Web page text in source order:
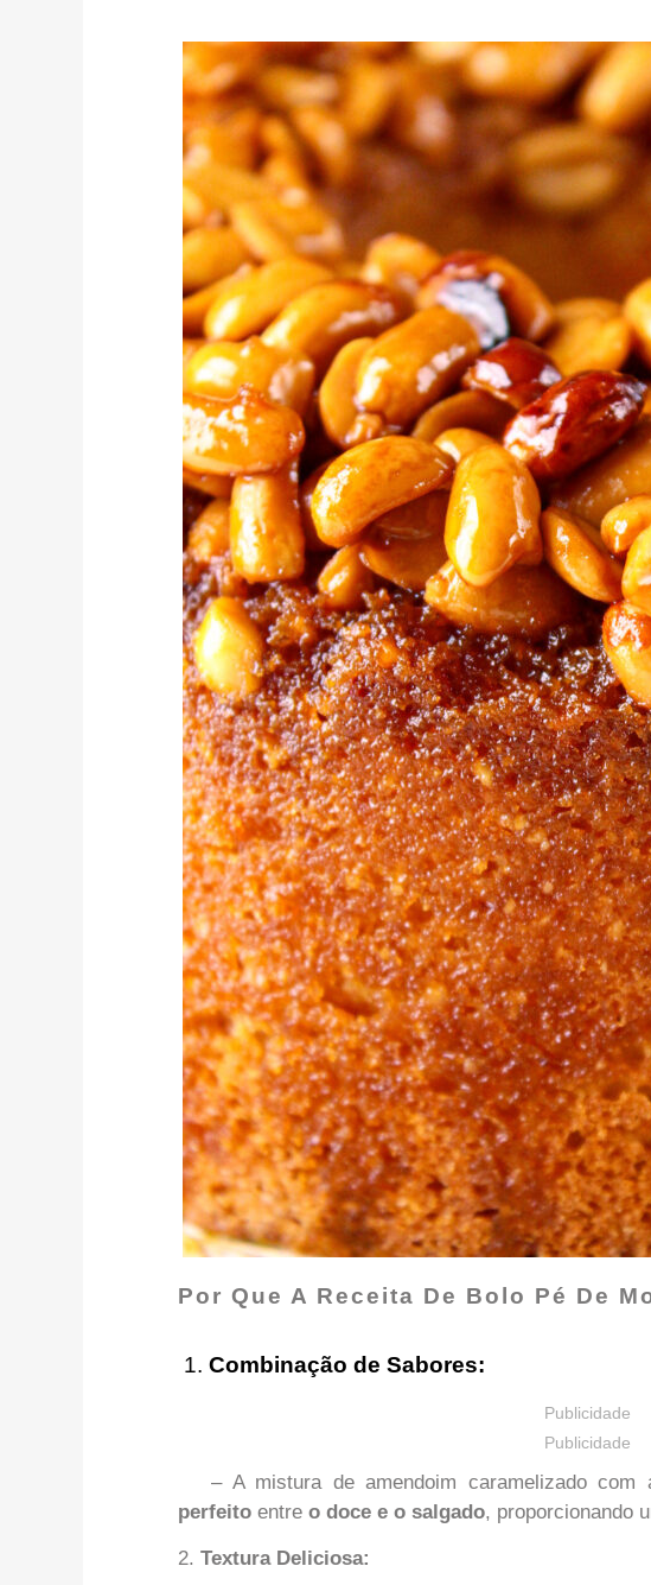
Por Que A Receita De Bolo Pé De
1. Combinação de Sabores:
Publicidade
Publicidade
– A mistura de amendoim caramelizado
perfeito entre o doce e o salgado, proporcionando
2. Textura Deliciosa: